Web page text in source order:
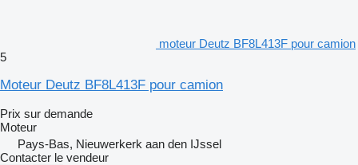
moteur Deutz BF8L413F pour camion
5
Moteur Deutz BF8L413F pour camion
Prix sur demande
Moteur
Pays-Bas, Nieuwerkerk aan den IJssel
Contacter le vendeur